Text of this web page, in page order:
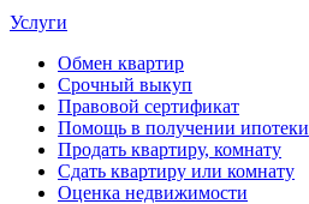
Услуги
Обмен квартир
Срочный выкуп
Правовой сертификат
Помощь в получении ипотеки
Продать квартиру, комнату
Сдать квартиру или комнату
Оценка недвижимости